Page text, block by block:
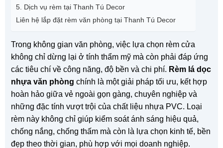
5. Dịch vụ rèm tại Thanh Tú Decor
Liên hệ lắp đặt rèm văn phòng tại Thanh Tú Decor
Trong không gian văn phòng, việc lựa chọn rèm cửa
không chỉ dừng lại ở tính thẩm mỹ mà còn phải đáp ứng
các tiêu chí về công năng, độ bền và chi phí. Rèm lá dọc
nhựa văn phòng chính là một giải pháp tối ưu, kết hợp
hoàn hảo giữa vẻ ngoài gọn gàng, chuyên nghiệp và
những đặc tính vượt trội của chất liệu nhựa PVC. Loại
rèm này không chỉ giúp kiểm soát ánh sáng hiệu quả,
chống nắng, chống thấm mà còn là lựa chọn kinh tế, bền
đẹp theo thời gian, phù hợp với mọi doanh nghiệp.